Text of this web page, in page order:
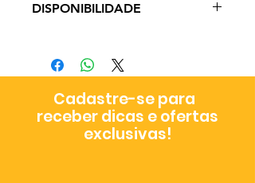
DISPONIBILIDADE
a depender do método de envio
escolhido no checkout
Cadastre-se para
receber dicas e ofertas
exclusivas!